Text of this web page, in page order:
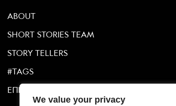
We value your privacy
ABOUT
SHORT STORIES TEAM
STORY TELLERS
#TAGS
ΕΠΙΚΟΙΝΩΝΙΑ